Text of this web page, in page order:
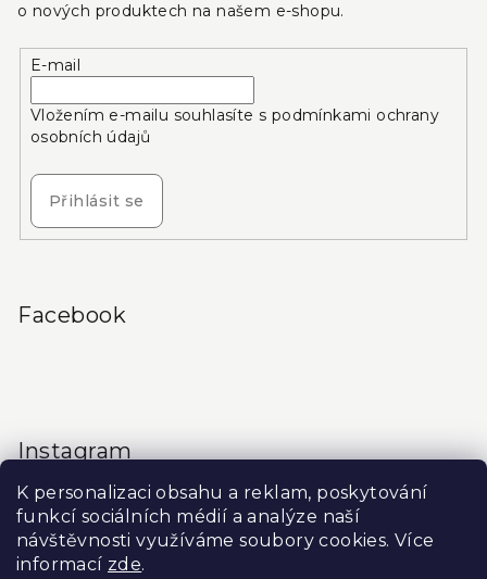
K personalizaci obsahu a reklam, poskytování
funkcí sociálních médií a analýze naší
návštěvnosti využíváme soubory cookies. Více
informací zde.
o nových produktech na našem e-shopu.
E-mail
Vložením e-mailu souhlasíte s podmínkami ochrany
osobních údajů
Přihlásit se
Facebook
Instagram